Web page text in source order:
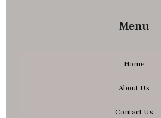
Menu
Home
About Us
Contact Us